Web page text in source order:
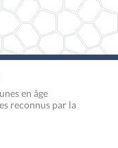
en âge
reconnus par la